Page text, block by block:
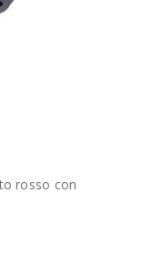
rosso con